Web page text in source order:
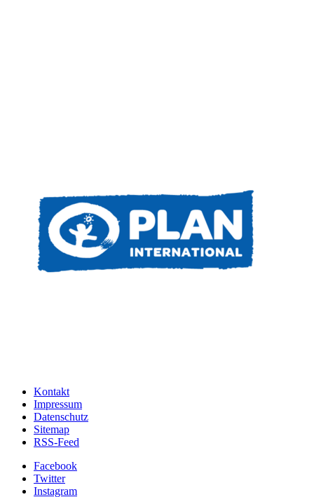
Kontakt
Impressum
Datenschutz
Sitemap
RSS-Feed
Facebook
Twitter
Instagram